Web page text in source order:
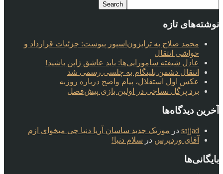
نوشته‌های تازه
محمد صلاح به ترابزون‌اسپور پیوست: جزئیات قرارداد و
حواشی انتقال
عادل شیفته سامورایی‌ها: باید عاشق ژاپن باشید!
انتقال دشمن بلینگام به چلسی رسمی شد
عکس اول استقلال، پیام واضح درباره روزبه
برد پرگل نساجی در اولین بازی پیش‌فصل
آخرین دیدگاه‌ها
sajjad در موزیک جدید ساسان آریا دنیا چی میخوای ازم
آقای وردپرس در سلام دنیا!
بایگانی‌ها